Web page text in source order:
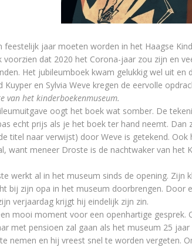
feestelijk jaar moeten worden in het Haagse
voorzien dat 2020 het Corona-jaar zou zijn en
Het jubileumboek kwam gelukkig wel uit en
Kuyper en Sylvia Weve kregen de eervolle
van het kinderboekenmuseum.
oogt het boek wat somber. De
echt prijs als je het boek ter hand neemt. Dan
titel naar verwijst) door Weve is getekend.
want meneer Droste is de nachtwaker van het
werkt al in het museum sinds de opening. Zijn
bij zijn opa in het museum doorbrengen. Door
verjaardag krijgt hij eindelijk zijn zin.
mooi moment voor een openhartige gesprek.
met pensioen zal gaan als het museum 25
nemen en hij vreest snel te worden vergeten.